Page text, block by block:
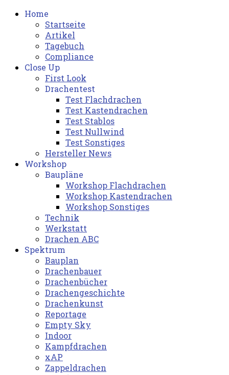
Home
Startseite
Artikel
Tagebuch
Compliance
Close Up
First Look
Drachentest
Test Flachdrachen
Test Kastendrachen
Test Stablos
Test Nullwind
Test Sonstiges
Hersteller News
Workshop
Baupläne
Workshop Flachdrachen
Workshop Kastendrachen
Workshop Sonstiges
Technik
Werkstatt
Drachen ABC
Spektrum
Bauplan
Drachenbauer
Drachenbücher
Drachengeschichte
Drachenkunst
Reportage
Empty Sky
Indoor
Kampfdrachen
xAP
Zappeldrachen